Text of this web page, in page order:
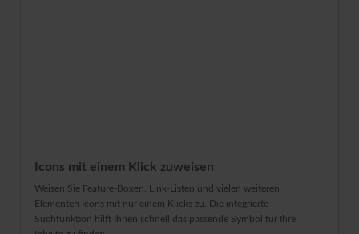
Icons mit einem Klick zuweisen
Weisen Sie Feature-Boxen, Link-Listen und vielen weiteren
Elementen Icons mit nur einem Klicks zu. Die integrierte
Suchfunktion hilft Ihnen schnell das passende Symbol für Ihre